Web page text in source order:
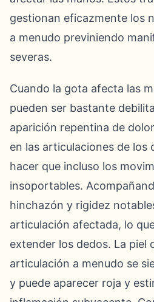
gestionan eficazmente los
a menudo previniendo
severas.
Cuando la gota afecta las
pueden ser bastante
aparición repentina de
en las articulaciones de los
hacer que incluso los
insoportables.
hinchazón y rigidez
articulación afectada, lo
extender los dedos. La piel
articulación a menudo se
y puede aparecer roja y